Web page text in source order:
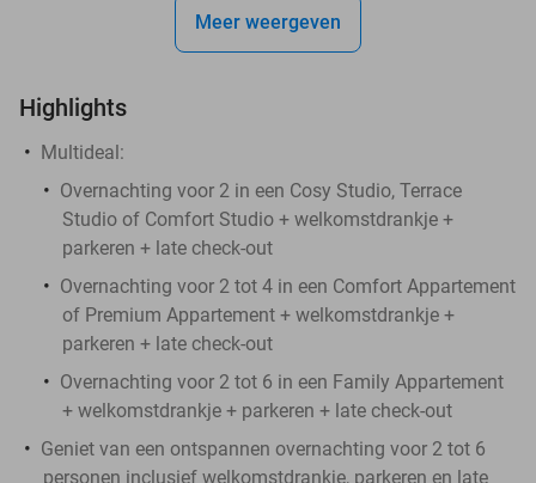
Meer weergeven
Highlights
Multideal:
Overnachting voor 2 in een Cosy Studio, Terrace
Studio of Comfort Studio + welkomstdrankje +
parkeren + late check-out
Overnachting voor 2 tot 4 in een Comfort Appartement
of Premium Appartement + welkomstdrankje +
parkeren + late check-out
Overnachting voor 2 tot 6 in een Family Appartement
+ welkomstdrankje + parkeren + late check-out
Geniet van een ontspannen overnachting voor 2 tot 6
personen inclusief welkomstdrankje, parkeren en late